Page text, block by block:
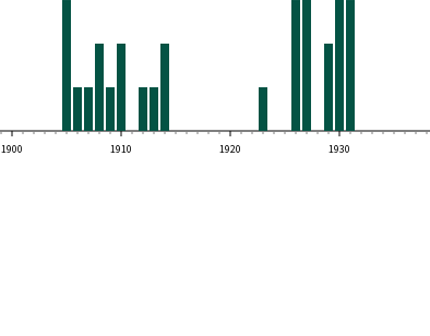
1900 1910 1920 1930